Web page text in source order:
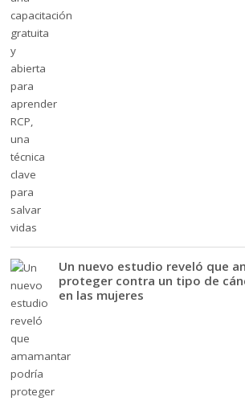
Un nuevo estudio reveló que
proteger contra un tipo de
en las mujeres